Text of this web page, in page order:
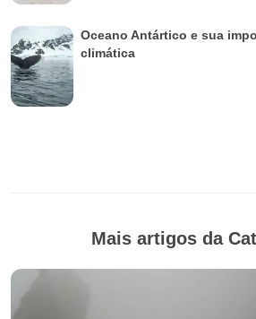
Oceano Antártico e sua
climática
Mais artigos da